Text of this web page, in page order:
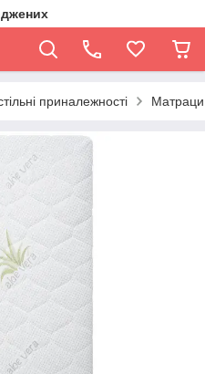
приналежності Матраци